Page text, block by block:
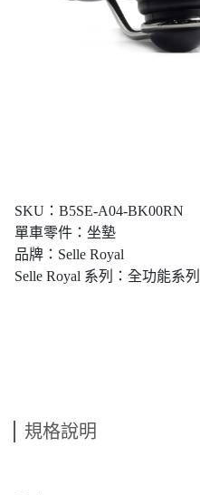
SKU：B5SE-A04-BK00RN
單車零件：坐墊
品牌：Selle Royal
Selle Royal 系列：全功能系列
規格說明